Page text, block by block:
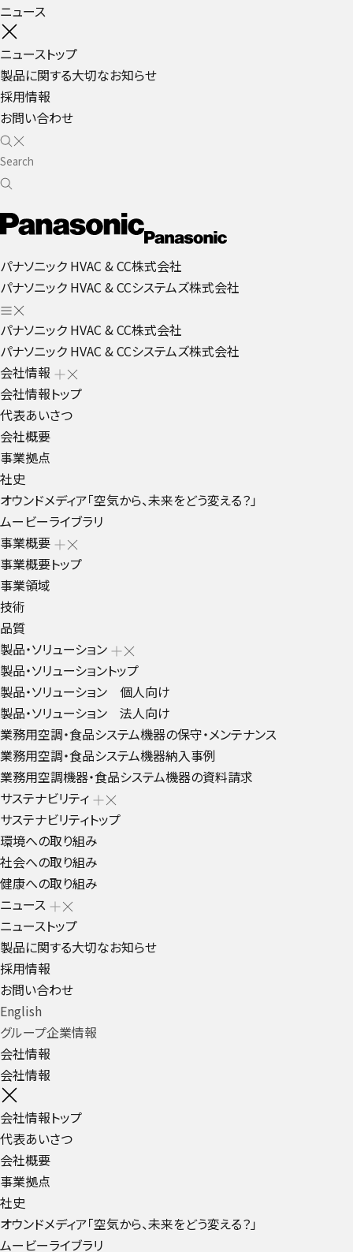
ニュース
ニューストップ
製品に関する大切なお知らせ
採用情報
お問い合わせ
パナソニック HVAC & CC株式会社
パナソニック HVAC & CCシステムズ株式会社
パナソニック HVAC & CC株式会社
パナソニック HVAC & CCシステムズ株式会社
会社情報
会社情報トップ
代表あいさつ
会社概要
事業拠点
社史
オウンドメディア「空気から、未来をどう変える？」
ムービーライブラリ
事業概要
事業概要トップ
事業領域
技術
品質
製品・ソリューション
製品・ソリューショントップ
製品・ソリューション 個人向け
製品・ソリューション 法人向け
業務用空調・食品システム機器の保守・メンテナンス
業務用空調・食品システム機器納入事例
業務用空調機器・食品システム機器の資料請求
サステナビリティ
サステナビリティトップ
環境への取り組み
社会への取り組み
健康への取り組み
ニュース
ニューストップ
製品に関する大切なお知らせ
採用情報
お問い合わせ
English
グループ企業情報
会社情報
会社情報
会社情報トップ
代表あいさつ
会社概要
事業拠点
社史
オウンドメディア「空気から、未来をどう変える？」
ムービーライブラリ